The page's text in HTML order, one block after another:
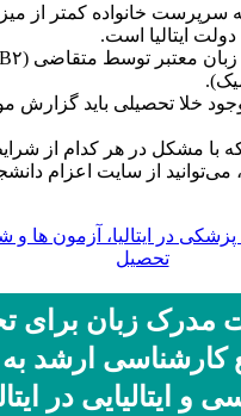
سرپرست خانواده کمتر از
ایتالیا است.
خلا تحصیلی باید گزارش
با مشکل در هر کدام از
می‌توانید از سایت اعزام
در ایتالیا، آزمون ها و
تحصیل
مدرک زبان برای
کارشناسی ارشد به
و ایتالیایی در